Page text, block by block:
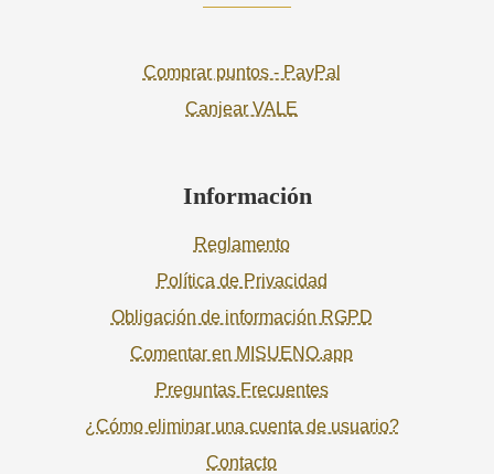
Comprar puntos - PayPal
Canjear VALE
Información
Reglamento
Política de Privacidad
Obligación de información RGPD
Comentar en MISUENO.app
Preguntas Frecuentes
¿Cómo eliminar una cuenta de usuario?
Contacto